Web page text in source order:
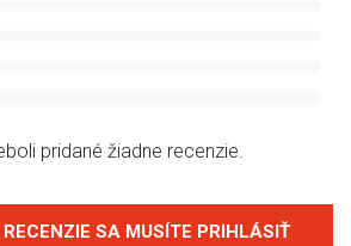
pridané žiadne recenzie.
RECENZIE SA MUSÍTE PRIHLÁSIŤ